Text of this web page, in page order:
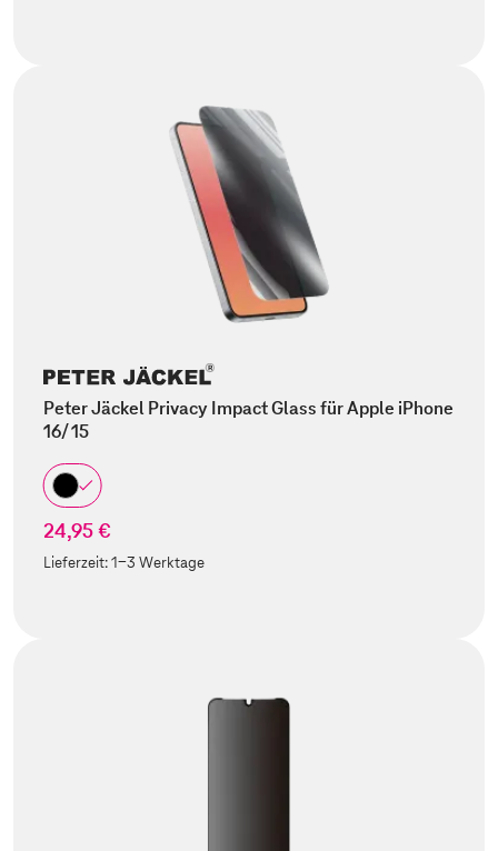
Peter Jäckel Privacy Impact Glass für Apple iPhone
16/ 15
24,95 €
Lieferzeit:1-3 Werktage